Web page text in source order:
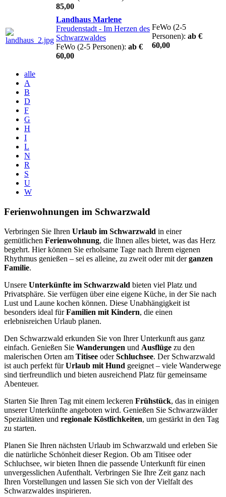
85,00
Landhaus Marlene
Freudenstadt - Im Herzen des
Schwarzwaldes
FeWo (2-5 Personen): ab €
60,00
FeWo (2-5
Personen): ab €
60,00
alle
A
B
D
F
G
H
I
L
N
R
S
U
W
Ferienwohnungen im Schwarzwald
Verbringen Sie Ihren Urlaub im Schwarzwald in einer
gemütlichen Ferienwohnung, die Ihnen alles bietet, was das Herz
begehrt. Hier können Sie erholsame Tage nach Ihrem eigenen
Rhythmus genießen – sei es alleine, zu zweit oder mit derganzen
Familie.
Unsere Unterkünfte im Schwarzwald bieten viel Platz und
Privatsphäre. Sie verfügen über eine eigene Küche, in der Sie nach
Lust und Laune kochen können. Diese Unabhängigkeit ist
besonders ideal fürFamilien mit Kindern, die einen
erlebnisreichen Urlaub planen.
Den Schwarzwald erkunden Sie von Ihrer Unterkunft aus ganz
einfach. Genießen Sie Wanderungen und Ausflüge zu den
malerischen Orten am Titisee oderSchluchsee. Der Schwarzwald
ist auch perfekt fürUrlaub mit Hund geeignet – viele Wanderwege
sind tierfreundlich und bieten ausreichend Platz für gemeinsame
Abenteuer.
Starten Sie Ihren Tag mit einem leckeren Frühstück, das in einigen
unserer Unterkünfte angeboten wird. Genießen Sie Schwarzwälder
Spezialitäten und regionale Köstlichkeiten, um gestärkt in den Tag
zu starten.
Planen Sie Ihren nächsten Urlaub im Schwarzwald und erleben Sie
die natürliche Schönheit dieser Region. Ob am Titisee oder
Schluchsee, wir bieten Ihnen die passende Unterkunft für einen
unvergesslichen Aufenthalt. Verbringen Sie Ihre Zeit ganz nach
Ihren Vorstellungen und lassen Sie sich von der Vielfalt des
Schwarzwaldes inspirieren.